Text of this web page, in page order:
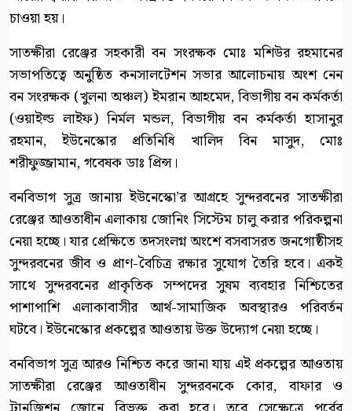
চাওয়া হয়।
সাতক্ষীরা রেঞ্জের সহকারী বন সংরক্ষক মোঃ মশিউর রহমানের
সভাপতিত্বে অনুষ্ঠিত কনসালটেশন সভার আলোচনায় অংশ নেন
বন সংরক্ষক (খুলনা অঞ্চল) ইমরান আহমেদ, বিভাগীয় বন কর্মকর্তা
(ওয়াইল্ড লাইফ) নির্মল মন্ডল, বিভাগীয় বন কর্মকর্তা হাসানুর
রহমান, ইউনেস্কোর প্রতিনিধি খালিদ বিন মাসুদ, মোঃ
শরীফুজ্জামান, গবেষক ডাঃ প্রিন্স।
বনবিভাগ সুত্র জানায় ইউনেস্কো’র আগ্রহে সুন্দরবনের সাতক্ষীরা
রেঞ্জের আওতাধীন এলাকায় জোনিং সিস্টেম চালু করার পরিকল্পনা
নেয়া হচ্ছে। যার প্রেক্ষিতে তদসংলগ্ন অংশে বসবাসরত জনগোষ্ঠীসহ
সুন্দরবনের জীব ও প্রাণ-বৈচিত্র রক্ষার সুযোগ তৈরি হবে। একই
সাথে সুন্দরবনের প্রাকৃতিক সম্পদের সুষম ব্যবহার নিশ্চিতের
পাশাপাশি এলাকাবাসীর আর্থ-সামাজিক অবস্থারও পরিবর্তন
ঘটবে। ইউনেস্কোর প্রকল্পের আওতায় উক্ত উদ্যোগ নেয়া হচ্ছে।
বনবিভাগ সুত্র আরও নিশ্চিত করে জানা যায় এই প্রকল্পের আওতায়
সাতক্ষীরা রেঞ্জের আওতাধীন সুন্দরবনকে কোর, বাফার ও